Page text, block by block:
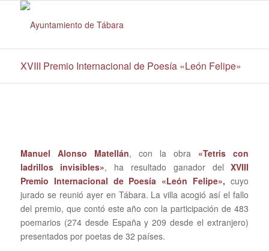
XVIII Premio Internacional de Poesía «León Felipe»
Manuel Alonso Matellán, con la obra «Tetris con
ladrillos invisibles», ha resultado ganador del XVIII
Premio Internacional de Poesía «León Felipe»,cuyo
jurado se reunió ayer en Tábara. La villa acogió así el fallo
del premio, que contó este año con la participación de 483
poemarios (274 desde España y 209 desde el extranjero)
presentados por poetas de 32 países.